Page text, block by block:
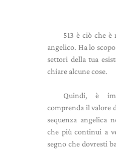
513 è ciò che
angelico. Ha lo
settori della tua
chiare alcune cose.
Quindi, è
comprenda il valore
sequenza angelica
che più continui a
segno che dovresti